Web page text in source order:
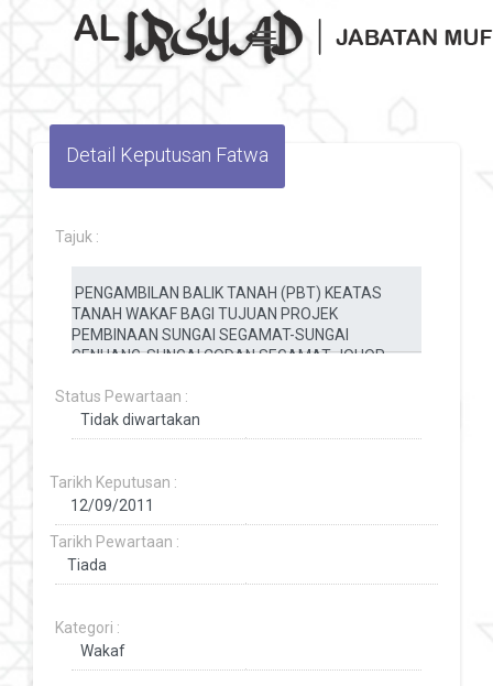
Toggle navigation
Detail Keputusan Fatwa
Tajuk :
Status Pewartaan :
Tarikh Keputusan :
Tarikh Pewartaan :
Kategori :